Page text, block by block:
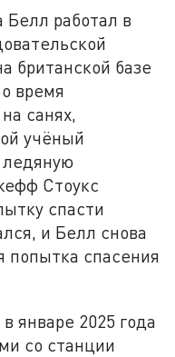
Белл работал в
британской базе
время
санях,
учёный
ледяную
Стоукс
спасти
и Белл снова
попытка спасения
январе 2025 года
со станции